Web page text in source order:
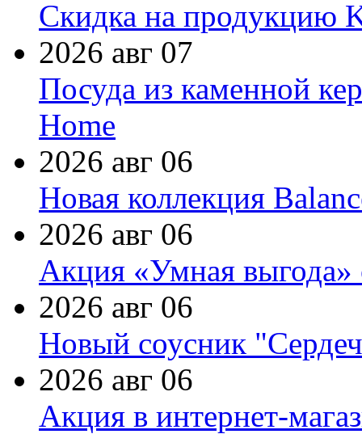
Скидка на продукцию
2026 авг 07
Посуда из каменной
Home
2026 авг 06
Новая коллекция
2026 авг 06
Акция «Умная выгода»
2026 авг 06
Новый соусник
2026 авг 06
Акция в интернет-